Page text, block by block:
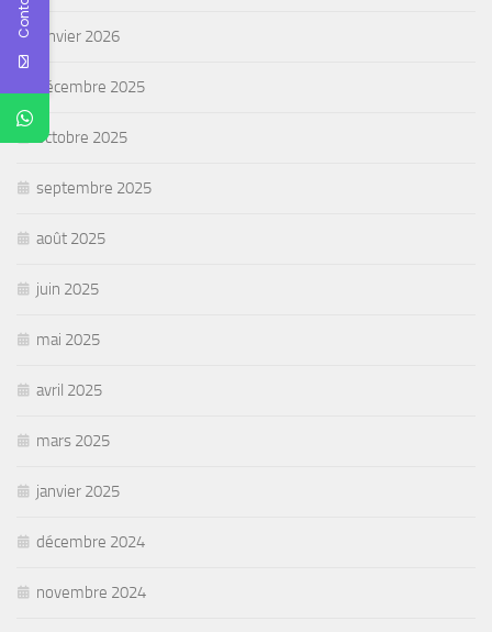
janvier 2026
décembre 2025
octobre 2025
septembre 2025
août 2025
juin 2025
mai 2025
avril 2025
mars 2025
janvier 2025
décembre 2024
novembre 2024